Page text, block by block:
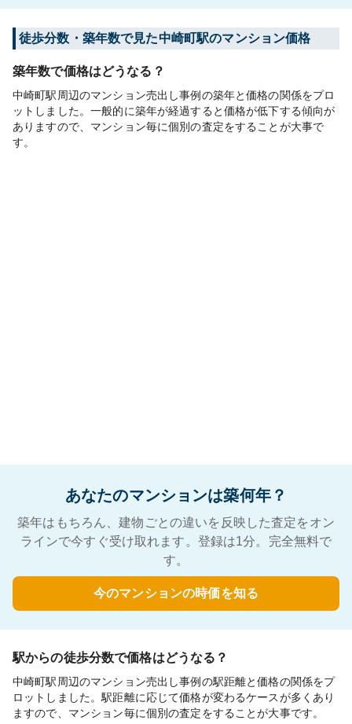
徒歩分数・築年数で見た中崎町駅のマンション価格
築年数で価格はどうなる？
中崎町駅周辺のマンション売出し事例の築年と価格の関係をプロ
ットしました。一般的に築年が経過すると価格が低下する傾向が
ありますので、マンション毎に個別の査定をすることが大事で
す。
あなたのマンションは築何年？
築年はもちろん、建物ごとの違いを反映した査定をオン
ラインで今すぐ受け取れます。登録は1分。完全無料で
す。
今のマンションの時価を知る
駅からの徒歩分数で価格はどうなる？
中崎町駅周辺のマンション売出し事例の駅距離と価格の関係をプ
ロットしました。駅距離に応じて価格が変わるケースが多くあり
ますので、マンション毎に個別の査定をすることが大事です。